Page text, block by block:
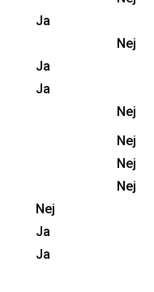
Ja
Nej
Ja
Ja
Nej
Nej
Nej
Nej
Nej
Ja
Ja